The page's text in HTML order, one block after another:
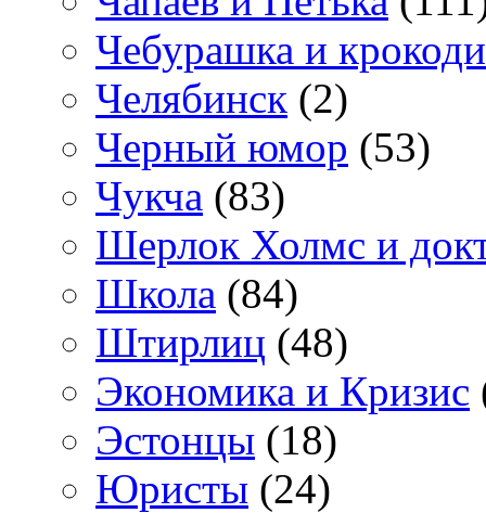
Чебурашка и
Челябинск (2)
Черный юмор (53)
Чукча (83)
Шерлок Холмс и
Школа (84)
Штирлиц (48)
Экономика и Кризис
Эстонцы (18)
Юристы (24)